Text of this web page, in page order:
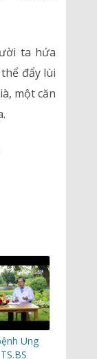
ta hứa
đẩy lùi
một căn
Ung